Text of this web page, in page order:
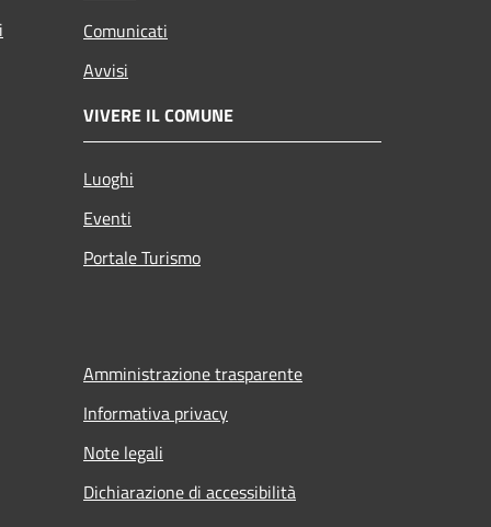
Comunicati
Avvisi
VIVERE IL COMUNE
Luoghi
Eventi
Portale Turismo
Amministrazione trasparente
Informativa privacy
Note legali
Dichiarazione di accessibilità